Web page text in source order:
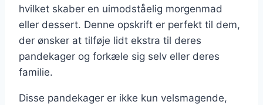
hvilket skaber en uimodståelig morgenmad
eller dessert. Denne opskrift er perfekt til dem,
der ønsker at tilføje lidt ekstra til deres
pandekager og forkæle sig selv eller deres
familie.
Disse pandekager er ikke kun velsmagende,